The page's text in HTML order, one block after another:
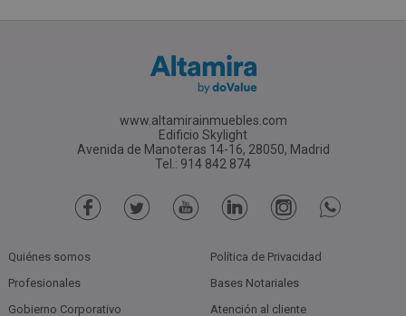
www.altamirainmuebles.com
Edificio Skylight
Avenida de Manoteras 14-16, 28050, Madrid
Tel.: 914 842 874
Quiénes somos
Profesionales
Gobierno Corporativo
Política de Privacidad
Bases Notariales
Atención al cliente